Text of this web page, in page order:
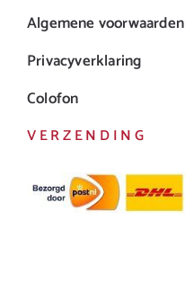
Algemene voorwaarden
Privacyverklaring
Colofon
VERZENDING